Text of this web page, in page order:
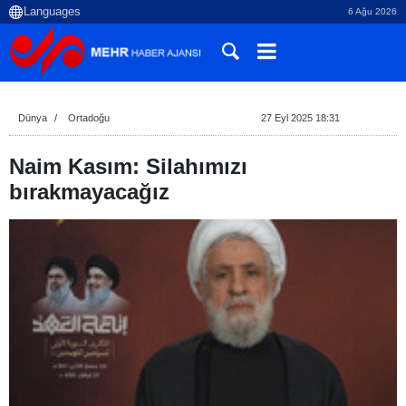
6 Ağu 2026
Dünya Ortadoğu 27 Eyl 2025 18:31
Naim Kasım: Silahımızı
bırakmayacağız